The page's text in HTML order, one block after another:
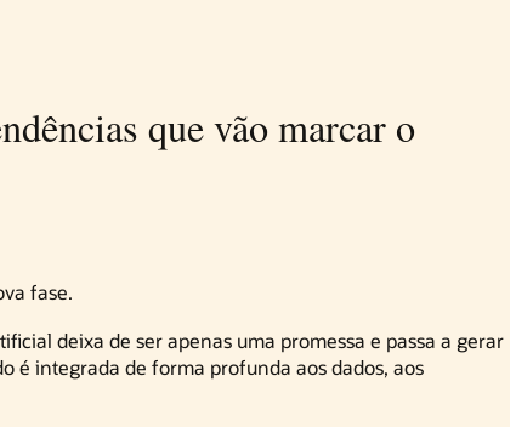
que vão marcar o
fase.
deixa de ser apenas uma promessa e passa a gerar
é integrada de forma profunda aos dados, aos